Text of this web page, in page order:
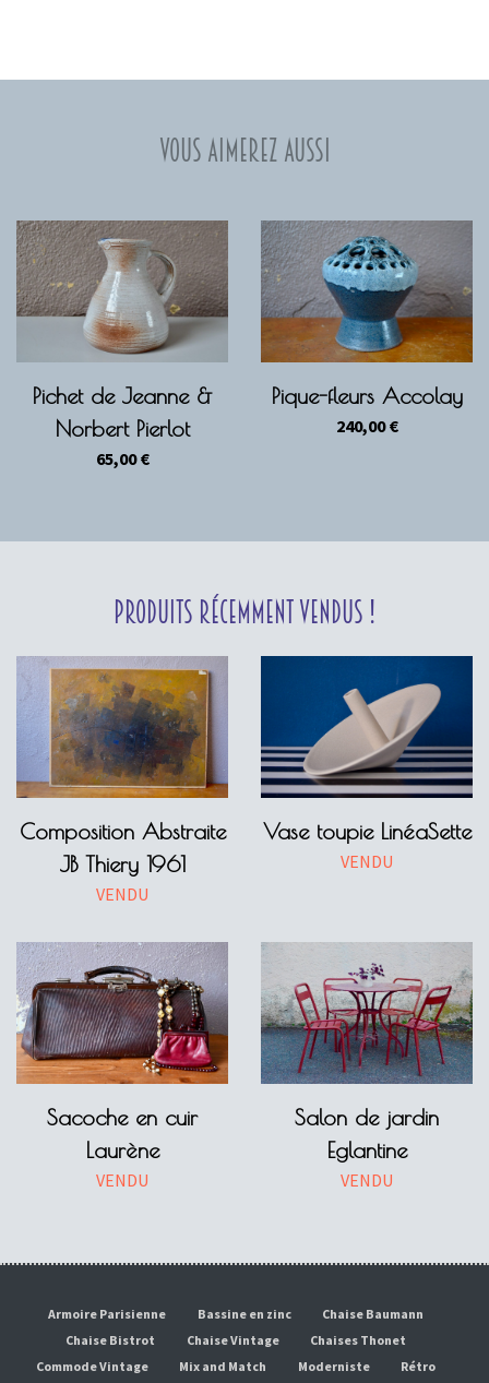
Vous aimerez aussi
Pichet de Jeanne &
Norbert Pierlot
65,00€
Pique-fleurs Accolay
240,00€
Produits récemment vendus !
Composition Abstraite
JB Thiery 1961
VENDU
Vase toupie LinéaSette
VENDU
Sacoche en cuir
Laurène
VENDU
Salon de jardin
Eglantine
VENDU
Armoire Parisienne Bassine en zinc
Chaise Baumann
Chaise Bistrot
Chaise Vintage
Chaises Thonet
Commode Vintage
Mix and Match Moderniste
Rétro